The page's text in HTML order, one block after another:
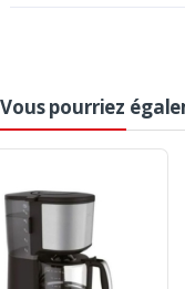
Vous pourriez